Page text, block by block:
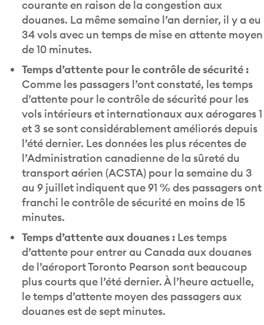
courante en raison de la congestion aux
douanes. La même semaine l’an dernier, il y a eu
34 vols avec un temps de mise en attente moyen
de 10 minutes.
Temps d’attente pour le contrôle de sécurité :
Comme les passagers l’ont constaté, les temps
d’attente pour le contrôle de sécurité pour les
vols intérieurs et internationaux aux aérogares 1
et 3 se sont considérablement améliorés depuis
l’été dernier. Les données les plus récentes de
l’Administration canadienne de la sûreté du
transport aérien (ACSTA) pour la semaine du 3
au 9 juillet indiquent que 91 % des passagers ont
franchi le contrôle de sécurité en moins de 15
minutes.
Temps d’attente aux douanes : Les temps
d’attente pour entrer au Canada aux douanes
de l’aéroport Toronto Pearson sont beaucoup
plus courts que l’été dernier. À l’heure actuelle,
le temps d’attente moyen des passagers aux
douanes est de sept minutes.